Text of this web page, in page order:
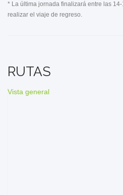
* La última jornada finalizará entre las
realizar el viaje de regreso.
RUTAS
Vista general